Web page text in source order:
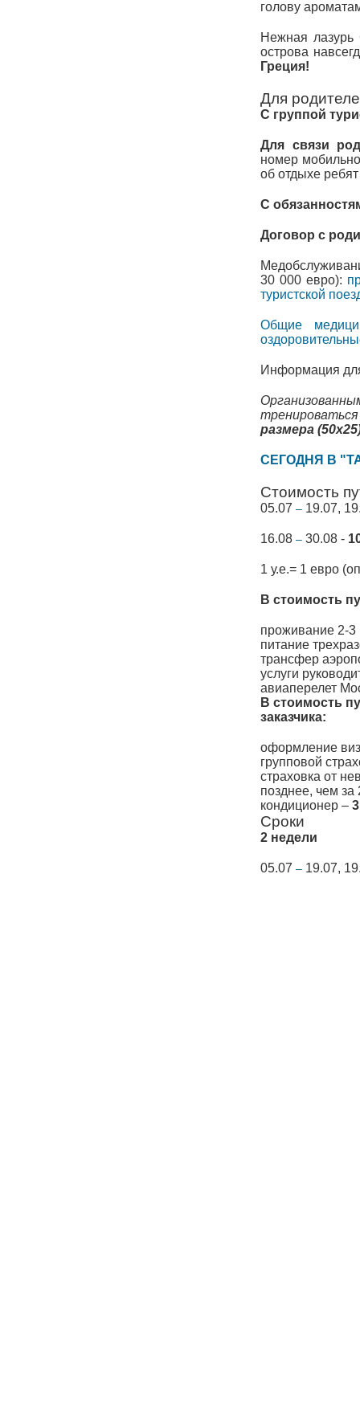
голову
Нежная
острова
Греция!
Для
C группой
Для связи
номер
об отдыхе
С
Договор с
30 000 евро):
туристской
Общие
Информация
размера
СЕГОДНЯ В
Стоимость
05.07 – 19.07,
16.08 – 30.08 -
1 у.е.= 1 евро
В стоимость
проживание 2-3
питание
трансфер
услуги
авиаперелет
В стоимость
заказчика:
оформление
групповой
страховка от
позднее, чем
кондиционер –
Сроки
2 недели
05.07 – 19.07,